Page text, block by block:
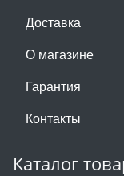
Доставка
О магазине
Гарантия
Контакты
Каталог